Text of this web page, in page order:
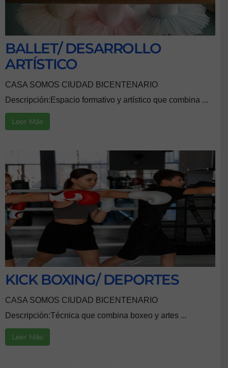
BALLET/ DESARROLLO
ARTÍSTICO
CASA SOMOS CIUDAD BICENTENARIO
Descripción:Espacio formativo y artístico que combina ...
Leer Más
KICK BOXING/ DEPORTES
CASA SOMOS CIUDAD BICENTENARIO
Descripción:Técnica que combina boxeo y artes ...
Leer Más